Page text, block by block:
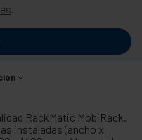
.
RackMatic MobiRack.
instaladas (ancho x